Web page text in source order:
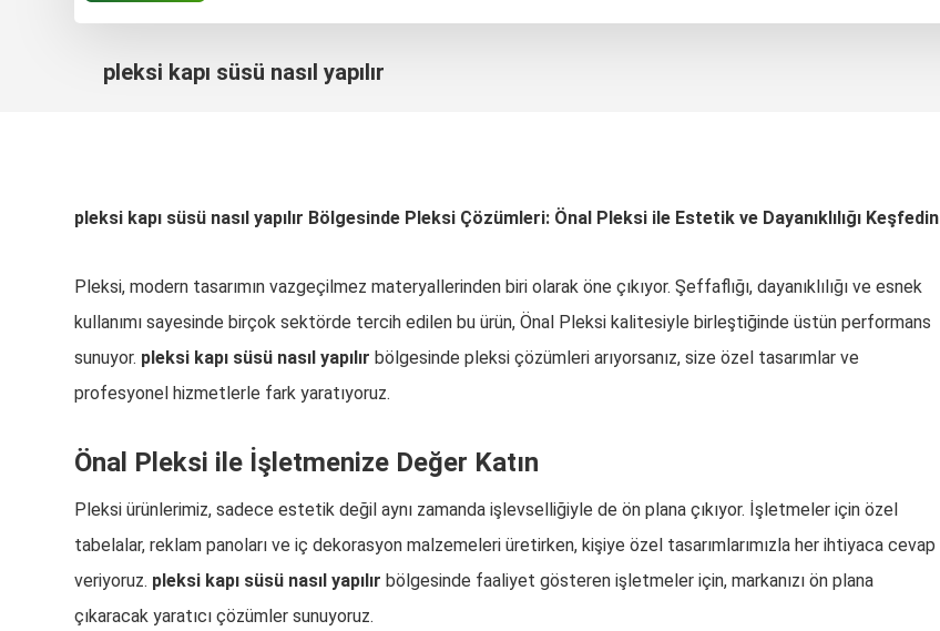
pleksi kapı süsü nasıl yapılır
pleksi kapı süsü nasıl yapılır Bölgesinde Pleksi Çözümleri: Önal Pleksi ile Estetik ve Dayanıklılığı Keşfedin
Pleksi, modern tasarımın vazgeçilmez materyallerinden biri olarak öne çıkıyor. Şeffaflığı, dayanıklılığı ve esnek
kullanımı sayesinde birçok sektörde tercih edilen bu ürün, Önal Pleksi kalitesiyle birleştiğinde üstün performans
sunuyor. pleksi kapı süsü nasıl yapılır bölgesinde pleksi çözümleri arıyorsanız, size özel tasarımlar ve
profesyonel hizmetlerle fark yaratıyoruz.
Önal Pleksi ile İşletmenize Değer Katın
Pleksi ürünlerimiz, sadece estetik değil aynı zamanda işlevselliğiyle de ön plana çıkıyor. İşletmeler için özel
tabelalar, reklam panoları ve iç dekorasyon malzemeleri üretirken, kişiye özel tasarımlarımızla her ihtiyaca cevap
veriyoruz. pleksi kapı süsü nasıl yapılır bölgesinde faaliyet gösteren işletmeler için, markanızı ön plana
çıkaracak yaratıcı çözümler sunuyoruz.